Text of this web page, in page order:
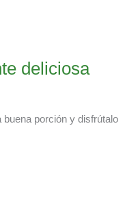
deliciosa
porción y disfrútalo